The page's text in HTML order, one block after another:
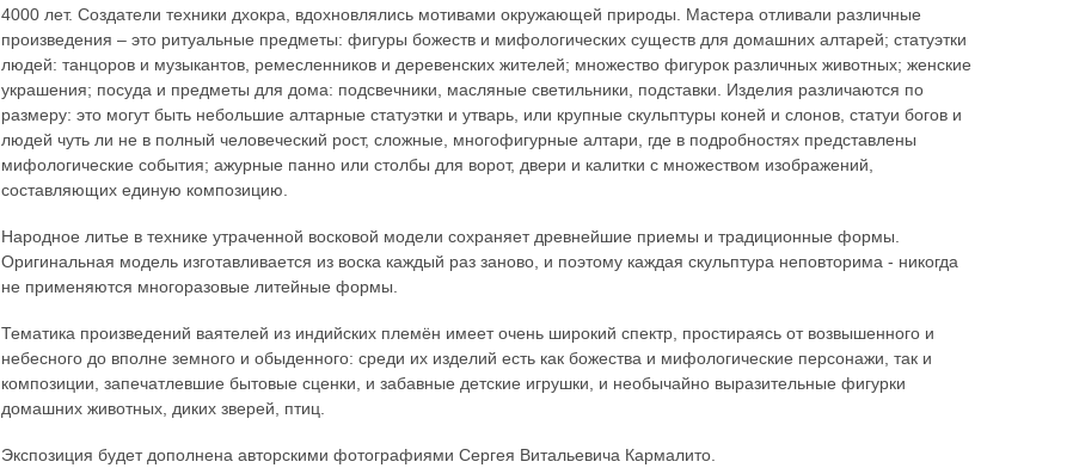
4000 лет. Создатели техники дхокра, вдохновлялись мотивами окружающей природы. Мастера отливали различные
произведения – это ритуальные предметы: фигуры божеств и мифологических существ для домашних алтарей; статуэтки
людей: танцоров и музыкантов, ремесленников и деревенских жителей; множество фигурок различных животных; женские
украшения; посуда и предметы для дома: подсвечники, масляные светильники, подставки. Изделия различаются по
размеру: это могут быть небольшие алтарные статуэтки и утварь, или крупные скульптуры коней и слонов, статуи богов и
людей чуть ли не в полный человеческий рост, сложные, многофигурные алтари, где в подробностях представлены
мифологические события; ажурные панно или столбы для ворот, двери и калитки с множеством изображений,
составляющих единую композицию.
Народное литье в технике утраченной восковой модели сохраняет древнейшие приемы и традиционные формы.
Оригинальная модель изготавливается из воска каждый раз заново, и поэтому каждая скульптура неповторима - никогда
не применяются многоразовые литейные формы.
Тематика произведений ваятелей из индийских племён имеет очень широкий спектр, простираясь от возвышенного и
небесного до вполне земного и обыденного: среди их изделий есть как божества и мифологические персонажи, так и
композиции, запечатлевшие бытовые сценки, и забавные детские игрушки, и необычайно выразительные фигурки
домашних животных, диких зверей, птиц.
Экспозиция будет дополнена авторскими фотографиями Сергея Витальевича Кармалито.